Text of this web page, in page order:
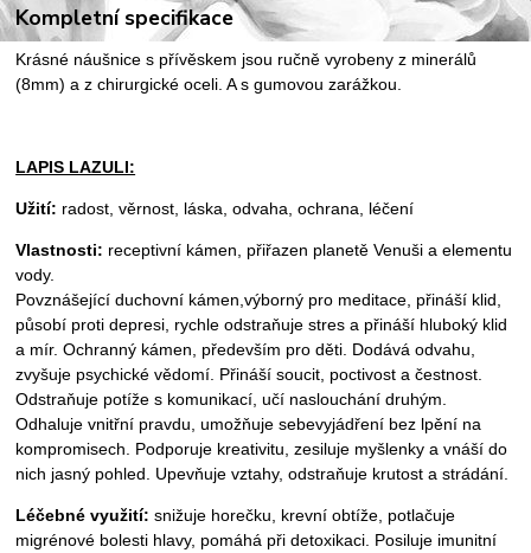
Kompletní specifikace
Krásné náušnice s přívěskem jsou ručně vyrobeny z minerálů
(8mm) a z chirurgické oceli. A s gumovou zarážkou.
LAPIS LAZULI:
Užití: radost, věrnost, láska, odvaha, ochrana, léčení
Vlastnosti: receptivní kámen, přiřazen planetě Venuši a elementu
vody.
Povznášející duchovní kámen,výborný pro meditace, přináší klid,
působí proti depresi, rychle odstraňuje stres a přináší hluboký klid
a mír. Ochranný kámen, především pro děti. Dodává odvahu,
zvyšuje psychické vědomí. Přináší soucit, poctivost a čestnost.
Odstraňuje potíže s komunikací, učí naslouchání druhým.
Odhaluje vnitřní pravdu, umožňuje sebevyjádření bez lpění na
kompromisech. Podporuje kreativitu, zesiluje myšlenky a vnáší do
nich jasný pohled. Upevňuje vztahy, odstraňuje krutost a strádání.
Léčebné využití: snižuje horečku, krevní obtíže, potlačuje
migrénové bolesti hlavy, pomáhá při detoxikaci. Posiluje imunitní